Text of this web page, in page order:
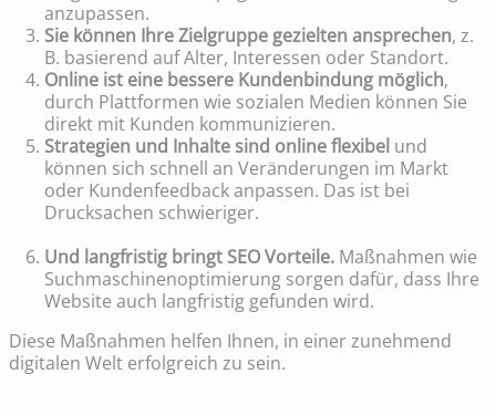
anzupassen.
Sie können Ihre Zielgruppe gezielten ansprechen, z.
B. basierend auf Alter, Interessen oder Standort.
Online ist eine bessere Kundenbindung möglich,
durch Plattformen wie sozialen Medien können Sie
direkt mit Kunden kommunizieren.
Strategien und Inhalte sind online flexibel und
können sich schnell an Veränderungen im Markt
oder Kundenfeedback anpassen. Das ist bei
Drucksachen schwieriger.
Und langfristig bringt SEO Vorteile. Maßnahmen wie
Suchmaschinenoptimierung sorgen dafür, dass Ihre
Website auch langfristig gefunden wird.
Diese Maßnahmen helfen Ihnen, in einer zunehmend
digitalen Welt erfolgreich zu sein.